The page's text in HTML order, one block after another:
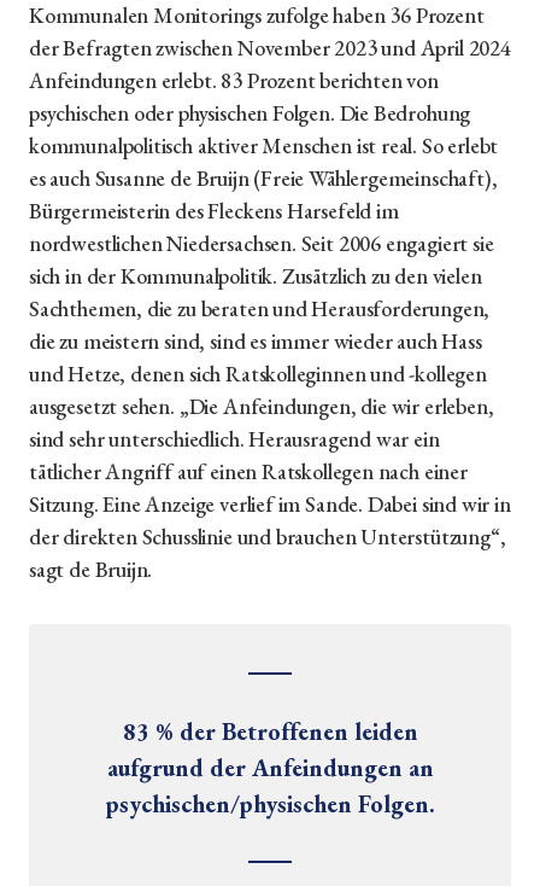
Kommunalen Monitorings zufolge haben 36 Prozent
der Befragten zwischen November 2023 und April 2024
Anfeindungen erlebt. 83 Prozent berichten von
psychischen oder physischen Folgen. Die Bedrohung
kommunalpolitisch aktiver Menschen ist real. So erlebt
es auch Susanne de Bruijn (Freie Wählergemeinschaft),
Bürgermeisterin des Fleckens Harsefeld im
nordwestlichen Niedersachsen. Seit 2006 engagiert sie
sich in der Kommunalpolitik. Zusätzlich zu den vielen
Sachthemen, die zu beraten und Herausforderungen,
die zu meistern sind, sind es immer wieder auch Hass
und Hetze, denen sich Ratskolleginnen und -kollegen
ausgesetzt sehen. „Die Anfeindungen, die wir erleben,
sind sehr unterschiedlich. Herausragend war ein
tätlicher Angriff auf einen Ratskollegen nach einer
Sitzung. Eine Anzeige verlief im Sande. Dabei sind wir in
der direkten Schusslinie und brauchen Unterstützung“,
sagt de Bruijn.
83 % der Betroffenen leiden
aufgrund der Anfeindungen an
psychischen/physischen Folgen.